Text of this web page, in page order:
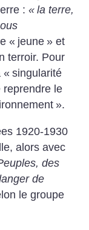
:« la terre,
« jeune » et
terroir. Pour
« singularité
reprendre le
».
1920-1930
alors avec
des
de
le groupe